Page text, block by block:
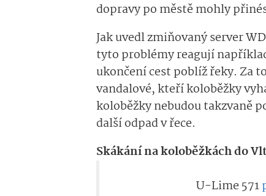
dopravy po městě mohly
Jak uvedl zmiňovaný server
tyto problémy reagují
ukončení cest poblíž řeky. Za
vandalové, kteří koloběžky
koloběžky nebudou takzvaně
další odpad v řece.
Skákání na koloběžkách do
U-Lime 571